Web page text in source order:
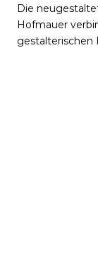
Die
Hofmauer
gestalterischen